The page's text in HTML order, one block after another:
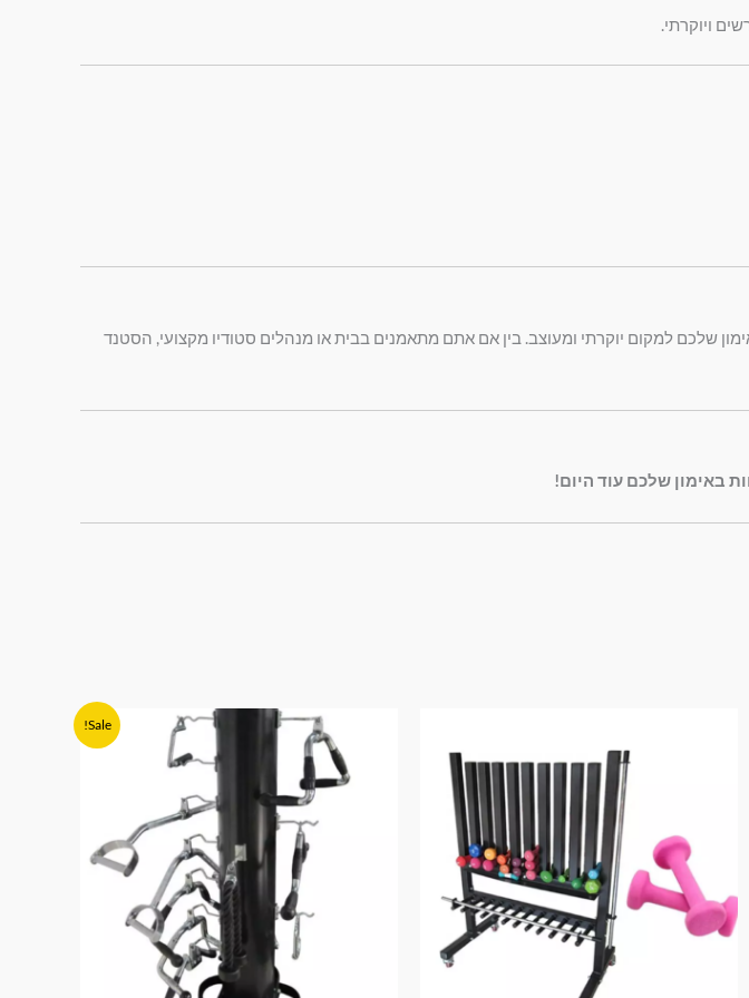
ויוקרתי.
שלכם למקום יוקרתי ומעוצב. בין אם אתם מתאמנים בבית או מנהלים סטודיו מקצועי, הסטנד
באימון שלכם עוד היום!
Sale!
המחיר
המקורי
היה:
₪650.00.
המחיר
הנוכחי
₪549.90.